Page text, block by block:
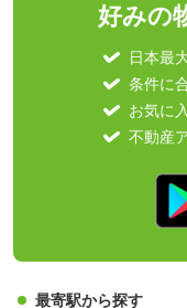
好みの
日本最
条件に
お気に
不動産
最寄駅から探す